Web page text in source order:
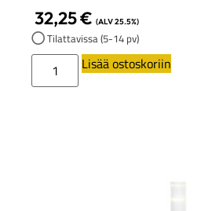
32,25€ (ALV 25.5%)
Tilattavissa (5-14 pv)
Lisää ostoskoriin